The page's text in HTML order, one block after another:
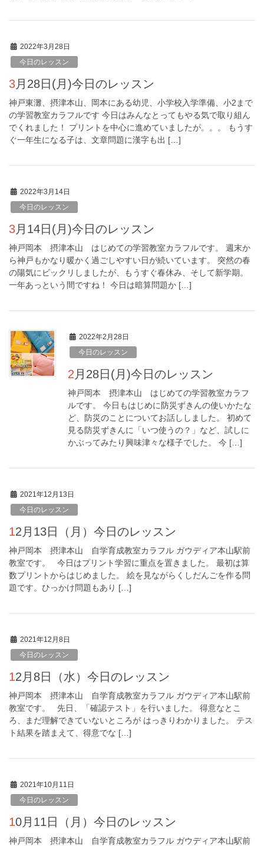
2022年3月28日
今日のレッスン
3月28日(月)今日のレッスン
神戸東灘、摂津本山、岡本にある幼児、小学校入学準備、小2まで
の学習教室カラフルです 今日はみんなとってもやる気で取り組ん
でくれました！ プリントを中心に進めていましたが。。。 もうす
ぐ一年生になる子は、文章問題に漢字も出 […]
2022年3月14日
今日のレッスン
3月14日(月)今日のレッスン
神戸岡本 摂津本山 はじめての学習教室カラフルです。 週末か
ら神戸もかなり暖かく過ごしやすい日が続いています。 突然の春
の陽気にビックリしましたが、もうすぐ春休み、そして新学期。
一年あっという間ですね！ 今日は暗算問題か […]
2022年2月28日
今日のレッスン
2月28日(月)今日のレッスン
神戸岡本 摂津本山 はじめての学習教室カラフ
ルです。 今日もはじめに防災ずきんの使いかたな
ど、防災のことについてお話ししました。 初めて
見る防災ずきんに「いつ使うの？」など、試しに
かぶってみたり興味津々な様子でした。 今 […]
2021年12月13日
今日のレッスン
12月13日（月）今日のレッスン
神戸岡本 摂津本山 自学育成教室カラフル ガウディア本山駅前
教室です。 今日はプリント学習に重点を置きました。 最初は算
数プリントからはじめました。 絵を見ながらくしだんごを作る問
題です。ひっかけ問題もあり […]
2021年12月8日
今日のレッスン
12月8日（水）今日のレッスン
神戸岡本 摂津本山 自学育成教室カラフル ガウディア本山駅前
教室です。 先日、「確認テスト」を行いました。 得意なとこ
ろ、まだ理解できていないところが はっきりわかりました。 テス
ト結果を踏まえて、得意でな […]
2021年10月11日
今日のレッスン
10月11日（月）今日のレッスン
神戸岡本 摂津本山 自学育成教室カラフル ガウディア本山駅前